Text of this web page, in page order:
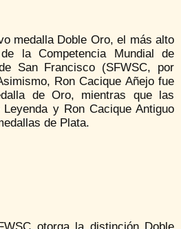
medalla Doble Oro, el más alto
la Competencia Mundial de
San Francisco (SFWSC, por
Ron Cacique Añejo fue
de Oro, mientras que las
y Ron Cacique Antiguo
de Plata.